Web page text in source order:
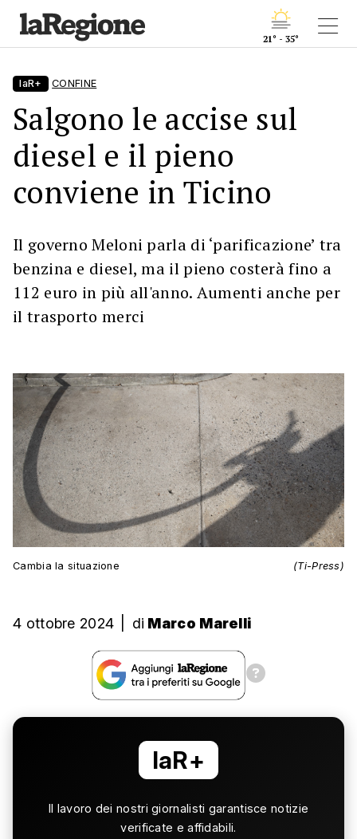
21° - 35°
laR+ CONFINE
Salgono le accise sul
diesel e il pieno
conviene in Ticino
Il governo Meloni parla di ‘parificazione’ tra
benzina e diesel, ma il pieno costerà fino a
112 euro in più all'anno. Aumenti anche per
il trasporto merci
Cambia la situazione (Ti-Press)
4 ottobre 2024 di Marco Marelli
laR+
Il lavoro dei nostri giornalisti garantisce notizie
verificate e affidabili.